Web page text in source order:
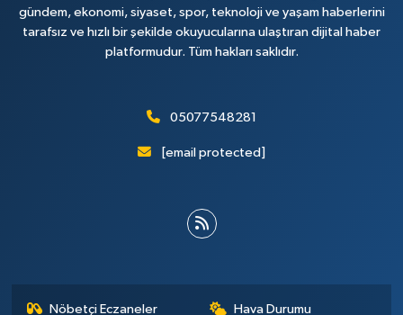
gündem, ekonomi, siyaset, spor, teknoloji ve yaşam haberlerini
tarafsız ve hızlı bir şekilde okuyucularına ulaştıran dijital haber
platformudur. Tüm hakları saklıdır.
05077548281
[email protected]
Nöbetçi Eczaneler Hava Durumu